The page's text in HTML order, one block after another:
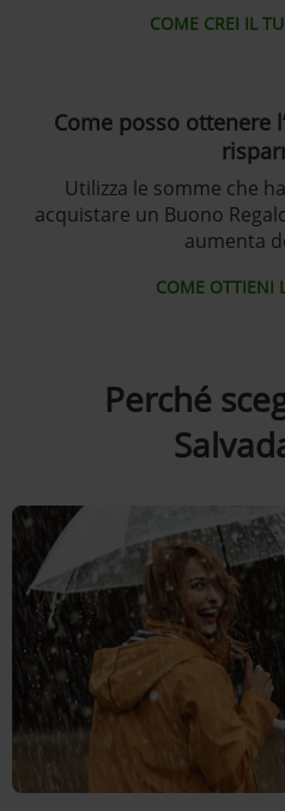
COME CREI IL
Come posso ottenere
Utilizza le somme che
acquistare un Buono
aumenta
COME OTTIENI
Perché